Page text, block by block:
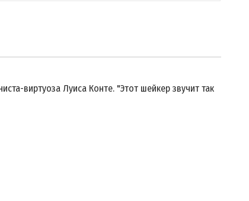
виртуоза Луиса Конте. "Этот шейкер звучит так